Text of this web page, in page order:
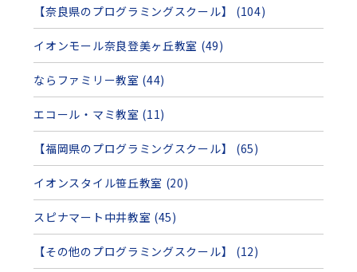
【奈良県のプログラミングスクール】 (104)
イオンモール奈良登美ヶ丘教室 (49)
ならファミリー教室 (44)
エコール・マミ教室 (11)
【福岡県のプログラミングスクール】 (65)
イオンスタイル笹丘教室 (20)
スピナマート中井教室 (45)
【その他のプログラミングスクール】 (12)